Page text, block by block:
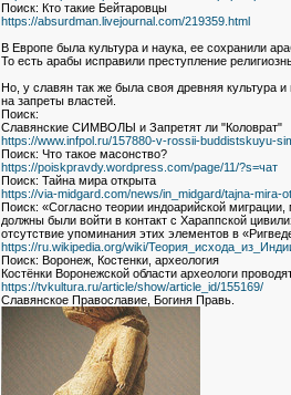
Поиск: Кто такие Бейтаровцы
https://absurdman.livejournal.com/219359.html
В Европе была культура и наука, ее сохранили
То есть арабы исправили преступление
Но, у славян так же была своя древняя культура
на запреты властей.
Поиск:
Славянские СИМВОЛЫ и Запретят ли "Коловрат"
https://www.infpol.ru/157880-v-rossii-buddistskuyu-
Поиск: Что такое масонство?
https://poiskpravdy.wordpress.com/page/11/?s=чат
Поиск: Тайна мира открыта
https://via-midgard.com/news/in_midgard/tajna-mira-
Поиск: «Согласно теории индоарийской
должны были войти в контакт с Хараппской
отсутствие упоминания этих элементов в
https://ru.wikipedia.org/wiki/
Поиск: Воронеж, Костенки, археология
Костёнки Воронежской области археологи
https://tvkultura.ru/article/show/article_id/155169/
Славянское Православие, Богиня Правь.